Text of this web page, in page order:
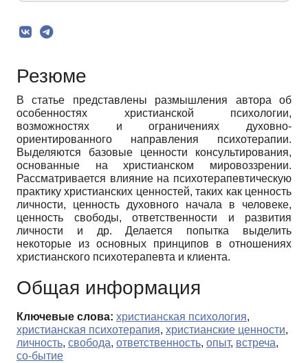
Резюме
В статье представлены размышления автора об
особенностях христианской психологии,
возможностях и ограничениях духовно-
ориентированного направления психотерапии.
Выделяются базовые ценности консультирования,
основанные на христианском мировоззрении.
Рассматривается влияние на психотерапевтическую
практику христианских ценностей, таких как ценность
личности, ценность духовного начала в человеке,
ценность свободы, ответственности и развития
личности и др. Делается попытка выделить
некоторые из основных принципов в отношениях
христианского психотерапевта и клиента.
Общая информация
Ключевые слова: христианская психология,
христианская психотерапия, христианские ценности,
личность, свобода, ответственность, опыт, встреча,
со-бытие